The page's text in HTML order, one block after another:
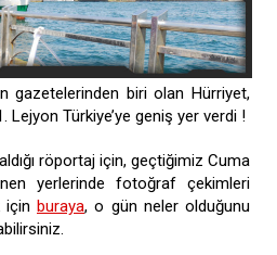
gazetelerinden biri olan Hürriyet,
Lejyon Türkiye’ye geniş yer verdi !
röportaj için, geçtiğimiz Cuma
yerlerinde fotoğraf çekimleri
için buraya, o gün neler olduğunu